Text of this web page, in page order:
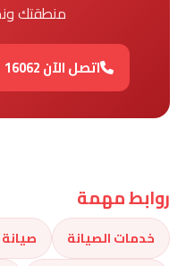
منطقتك
اتصل الآن 16062
روابط مهمة
خدمات الصيانة